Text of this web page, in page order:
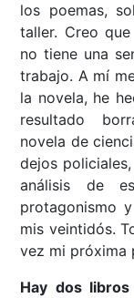
los poemas,
taller. Creo
no tiene una
trabajo. A mí
la novela, he
resultado
novela de
dejos
análisis de
protagonismo
mis veintidós.
vez mi próxima
Hay dos